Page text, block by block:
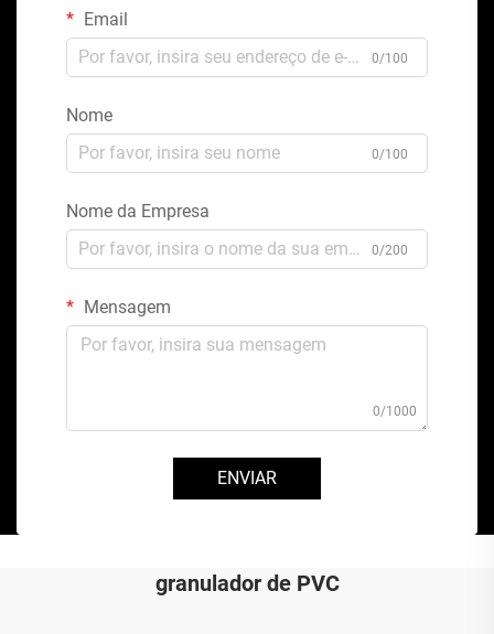
Email
0/100
Nome
0/100
Nome da Empresa
0/200
Mensagem
0/1000
ENVIAR
granulador de PVC